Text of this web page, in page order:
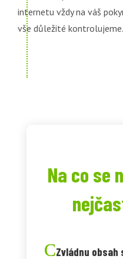
internetu vždy na váš
vše důležité kontrolujeme.
Na co se
Zvládnu